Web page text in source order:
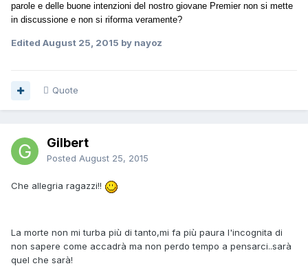
parole e delle buone intenzioni del nostro giovane Premier non si mette
in discussione e non si riforma veramente?
Edited August 25, 2015 by nayoz
Quote
Gilbert
Posted August 25, 2015
Che allegria ragazzi!!
La morte non mi turba più di tanto,mi fa più paura l'incognita di
non sapere come accadrà ma non perdo tempo a pensarci..sarà
quel che sarà!